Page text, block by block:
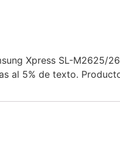
Xpress SL-
al 5% de texto.